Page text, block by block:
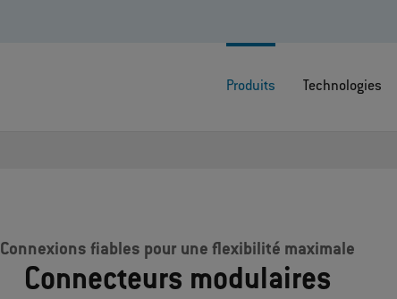
Produits Technologies
Connexions fiables pour une flexibilité maximale
Connecteurs modulaires